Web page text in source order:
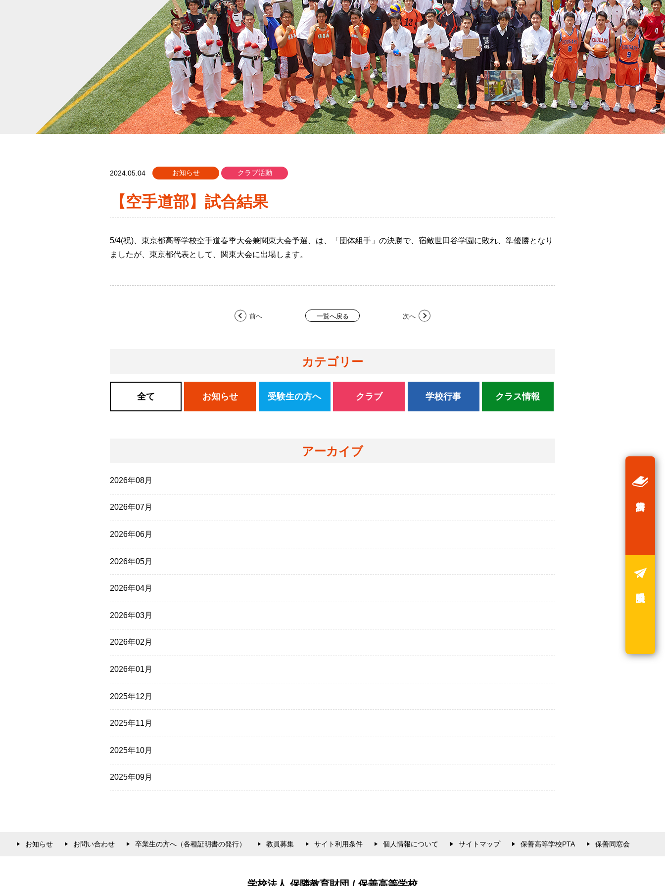
2024.05.04 お知らせ クラブ活動
【空手道部】試合結果
5/4(祝)、東京都高等学校空手道春季大会兼関東大会予選、は、「団体組手」の決勝で、宿敵世田谷学園に敗れ、準優勝となり
ましたが、東京都代表として、関東大会に出場します。
前へ 一覧へ戻る 次へ
カテゴリー
全て お知らせ 受験生の方へ クラブ 学校行事 クラス情報
アーカイブ
2026年08月
2026年07月
2026年06月
2026年05月
2026年04月
2026年03月
2026年02月
2026年01月
2025年12月
2025年11月
2025年10月
2025年09月
お知らせ お問い合わせ 卒業生の方へ（各種証明書の発行） 教員募集 サイト利用条件 個人情報について サイトマップ 保善高等学校PTA 保善同窓会